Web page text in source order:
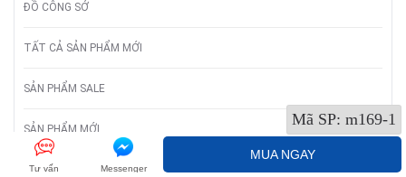
ĐỒ CÔNG SỞ
TẤT CẢ SẢN PHẨM MỚI
SẢN PHẨM SALE
SẢN PHẨM MỚI
ÁO LEN NỮ
Mã SP: m169-1
Tư vấn Messenger
MUA NGAY